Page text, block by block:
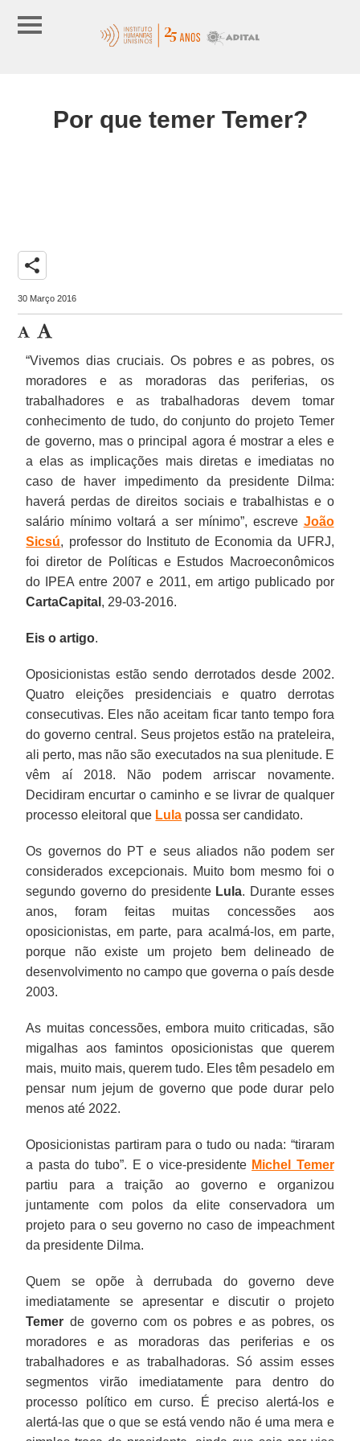
Por que temer Temer?
share
30 Março 2016
“Vivemos dias cruciais. Os pobres e as pobres, os
moradores e as moradoras das periferias, os
trabalhadores e as trabalhadoras devem tomar
conhecimento de tudo, do conjunto do projeto Temer
de governo, mas o principal agora é mostrar a eles e
a elas as implicações mais diretas e imediatas no
caso de haver impedimento da presidente Dilma:
haverá perdas de direitos sociais e trabalhistas e o
salário mínimo voltará a ser mínimo”, escreve João
Sicsú, professor do Instituto de Economia da UFRJ,
foi diretor de Políticas e Estudos Macroeconômicos
do IPEA entre 2007 e 2011, em artigo publicado por
CartaCapital , 29-03-2016.
Eis o artigo.
Oposicionistas estão sendo derrotados desde 2002.
Quatro eleições presidenciais e quatro derrotas
consecutivas. Eles não aceitam ficar tanto tempo fora
do governo central. Seus projetos estão na prateleira,
ali perto, mas não são executados na sua plenitude. E
vêm aí 2018. Não podem arriscar novamente.
Decidiram encurtar o caminho e se livrar de qualquer
processo eleitoral que Lula possa ser candidato.
Os governos do PT e seus aliados não podem ser
considerados excepcionais. Muito bom mesmo foi o
segundo governo do presidente Lula. Durante esses
anos, foram feitas muitas concessões aos
oposicionistas, em parte, para acalmá-los, em parte,
porque não existe um projeto bem delineado de
desenvolvimento no campo que governa o país desde
2003.
As muitas concessões, embora muito criticadas, são
migalhas aos famintos oposicionistas que querem
mais, muito mais, querem tudo. Eles têm pesadelo em
pensar num jejum de governo que pode durar pelo
menos até 2022.
Oposicionistas partiram para o tudo ou nada: “tiraram
a pasta do tubo”. E o vice-presidente Michel Temer
partiu para a traição ao governo e organizou
juntamente com polos da elite conservadora um
projeto para o seu governo no caso de impeachment
da presidente Dilma.
Quem se opõe à derrubada do governo deve
imediatamente se apresentar e discutir o projeto
Temer de governo com os pobres e as pobres, os
moradores e as moradoras das periferias e os
trabalhadores e as trabalhadoras. Só assim esses
segmentos virão imediatamente para dentro do
processo político em curso. É preciso alertá-los e
alertá-las que o que se está vendo não é uma mera e